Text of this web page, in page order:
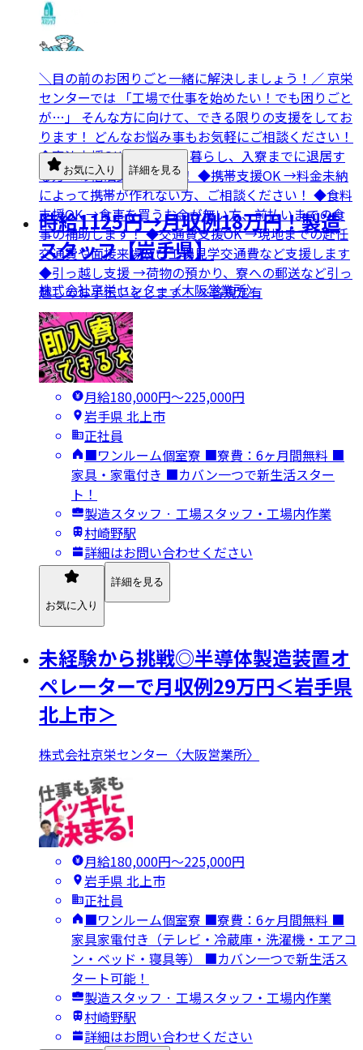
＼目の前のお困りごと一緒に解決しましょう！／ 京栄
センターでは 「工場で仕事を始めたい！でも困りごと
が…」 そんな方に向けて、できる限りの支援をしてお
ります！ どんなお悩み事もお気軽にご相談ください！
◆宿泊支援OK →ネカフェ暮らし、入寮までに退居す
る方への宿泊支援します！ ◆携帯支援OK →料金未納
によって携帯が作れない方、ご相談ください！ ◆食料
支援OK →食事を買うお金が無い方、前払いまでの食
事の補助します！ ◆交通費支援OK →現地までの赴任
交通費や面接来場及び工場見学交通費など支援します
◆引っ越し支援 →荷物の預かり、寮への郵送など引っ
越しのお手伝いをします！ ※各規定有
お気に入り 詳細を見る
時給1125円→月収例18万円！製造
スタッフ【岩手県】
株式会社京栄センター〈大阪営業所〉
月給180,000円〜225,000円
岩手県 北上市
正社員
■ワンルーム個室寮 ■寮費：6ヶ月間無料 ■
家具・家電付き ■カバン一つで新生活スター
ト！
製造スタッフ · 工場スタッフ・工場内作業
村崎野駅
詳細はお問い合わせください
お気に入り
詳細を見る
未経験から挑戦◎半導体製造装置オ
ペレーターで月収例29万円＜岩手県
北上市＞
株式会社京栄センター〈大阪営業所〉
月給180,000円〜225,000円
岩手県 北上市
正社員
■ワンルーム個室寮 ■寮費：6ヶ月間無料 ■
家具家電付き（テレビ・冷蔵庫・洗濯機・エアコ
ン・ベッド・寝具等） ■カバン一つで新生活ス
タート可能！
製造スタッフ · 工場スタッフ・工場内作業
村崎野駅
詳細はお問い合わせください